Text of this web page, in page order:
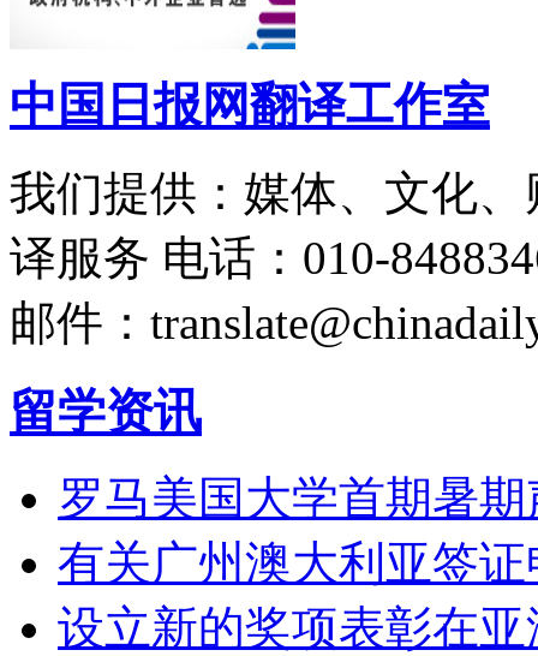
中国日报网翻译工作室
我们提供：媒体、文化
译服务 电话：010-
邮件：
留学资讯
罗马美国大学首期暑
有关广州澳大利亚签
设立新的奖项表彰在